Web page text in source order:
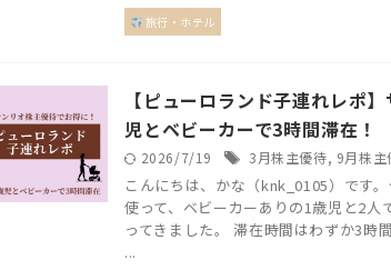
旅行・ホテル
【ピューロランド子連れレポ
児とベビーカーで3時間滞在！
2026/7/19 3月株主優待, 9月株主
こんにちは、かな（knk_0105）です
使って、ベビーカーありの1歳児と2人
ってきました。 滞在時間はわずか3時
...